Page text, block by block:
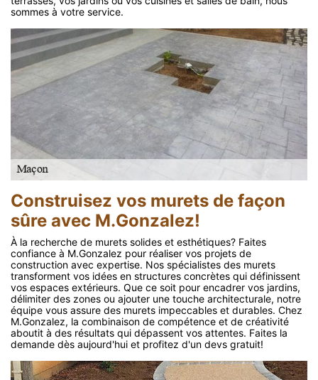
sommes à votre service.
Construisez vos murets de façon
sûre avec M.Gonzalez!
À la recherche de murets solides et esthétiques? Faites
confiance à M.Gonzalez pour réaliser vos projets de
construction avec expertise. Nos spécialistes des murets
transforment vos idées en structures concrètes qui définissent
vos espaces extérieurs. Que ce soit pour encadrer vos jardins,
délimiter des zones ou ajouter une touche architecturale, notre
équipe vous assure des murets impeccables et durables. Chez
M.Gonzalez, la combinaison de compétence et de créativité
aboutit à des résultats qui dépassent vos attentes. Faites la
demande dès aujourd'hui et profitez d'un devs gratuit!